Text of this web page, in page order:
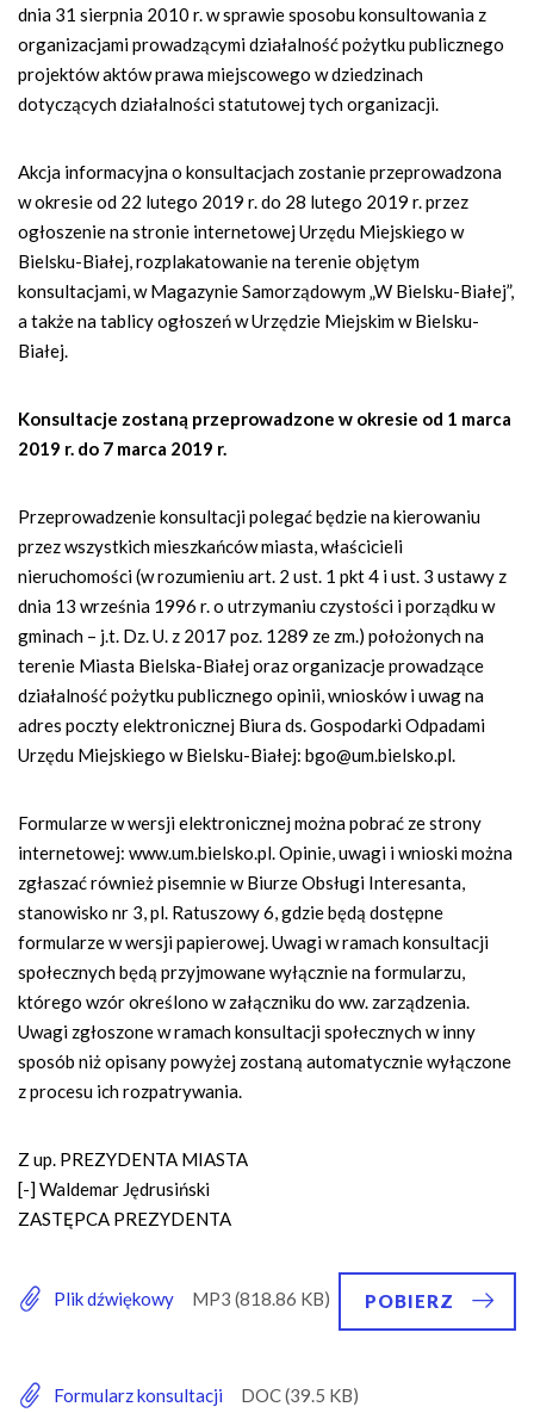
dnia 31 sierpnia 2010 r. w sprawie sposobu konsultowania z
organizacjami prowadzącymi działalność pożytku publicznego
projektów aktów prawa miejscowego w dziedzinach
dotyczących działalności statutowej tych organizacji.
Akcja informacyjna o konsultacjach zostanie przeprowadzona
w okresie od 22 lutego 2019 r. do 28 lutego 2019 r. przez
ogłoszenie na stronie internetowej Urzędu Miejskiego w
Bielsku-Białej, rozplakatowanie na terenie objętym
konsultacjami, w Magazynie Samorządowym „W Bielsku-Białej”,
a także na tablicy ogłoszeń w Urzędzie Miejskim w Bielsku-
Białej.
Konsultacje zostaną przeprowadzone w okresie od 1 marca
2019 r. do 7 marca 2019 r.
Przeprowadzenie konsultacji polegać będzie na kierowaniu
przez wszystkich mieszkańców miasta, właścicieli
nieruchomości (w rozumieniu art. 2 ust. 1 pkt 4 i ust. 3 ustawy z
dnia 13 września 1996 r. o utrzymaniu czystości i porządku w
gminach – j.t. Dz. U. z 2017 poz. 1289 ze zm.) położonych na
terenie Miasta Bielska-Białej oraz organizacje prowadzące
działalność pożytku publicznego opinii, wniosków i uwag na
adres poczty elektronicznej Biura ds. Gospodarki Odpadami
Urzędu Miejskiego w Bielsku-Białej: bgo@um.bielsko.pl.
Formularze w wersji elektronicznej można pobrać ze strony
internetowej: www.um.bielsko.pl. Opinie, uwagi i wnioski można
zgłaszać również pisemnie w Biurze Obsługi Interesanta,
stanowisko nr 3, pl. Ratuszowy 6, gdzie będą dostępne
formularze w wersji papierowej. Uwagi w ramach konsultacji
społecznych będą przyjmowane wyłącznie na formularzu,
którego wzór określono w załączniku do ww. zarządzenia.
Uwagi zgłoszone w ramach konsultacji społecznych w inny
sposób niż opisany powyżej zostaną automatycznie wyłączone
z procesu ich rozpatrywania.
Z up. PREZYDENTA MIASTA
[-] Waldemar Jędrusiński
ZASTĘPCA PREZYDENTA
Plik dźwiękowy POBIERZ
Formularz konsultacji